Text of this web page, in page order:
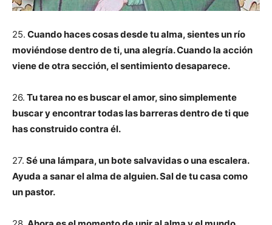
25. Cuando haces cosas desde tu alma, sientes un río
moviéndose dentro de ti, una alegría. Cuando la acción
viene de otra sección, el sentimiento desaparece.
26. Tu tarea no es buscar el amor, sino simplemente
buscar y encontrar todas las barreras dentro de ti que
has construido contra él.
27. Sé una lámpara, un bote salvavidas o una escalera.
Ayuda a sanar el alma de alguien. Sal de tu casa como
un pastor.